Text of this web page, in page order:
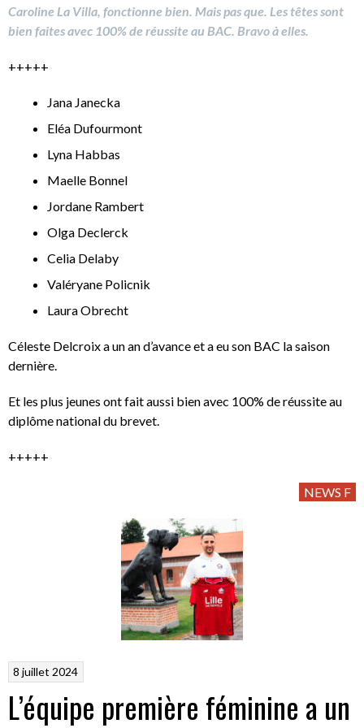
Caroline La Villa, fonctionne bien. Mais pas que. Les têtes sont
bien faites avec 100% de réussite au BAC. Bravo à elles.
+++++
Jana Janecka
⁠Eléa Dufourmont
⁠Lyna Habbas
⁠Maelle Bonnel
⁠Jordane Rambert
⁠Olga Declerck
⁠Celia Delaby
⁠Valéryane Policnik
⁠Laura Obrecht
Céleste Delcroix a un an d’avance et a eu son BAC la saison
dernière.
Et les plus jeunes ont fait aussi bien avec 100% de réussite au
diplôme national du brevet.
+++++
NEWS F
8 juillet 2024
L’équipe première féminine a un